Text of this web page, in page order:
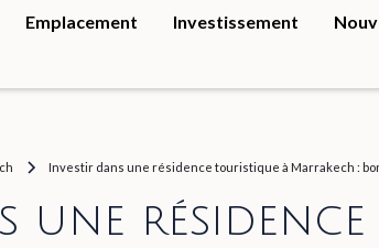
Emplacement Investissement
Investir dans une résidence touristique à Marrakech :
une résidence